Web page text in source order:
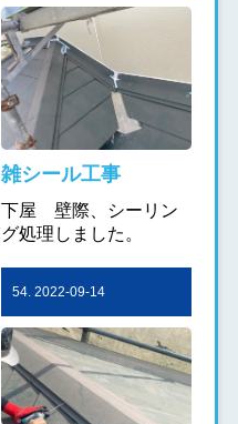
雑シール工事
下屋 壁際、シーリン
グ処理しました。
54. 2022-09-14